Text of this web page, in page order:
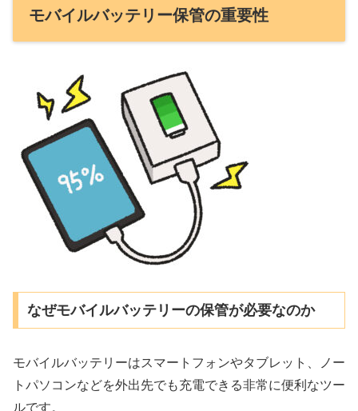
モバイルバッテリー保管の重要性
なぜモバイルバッテリーの保管が必要なのか
モバイルバッテリーはスマートフォンやタブレット、ノー
トパソコンなどを外出先でも充電できる非常に便利なツー
ルです。